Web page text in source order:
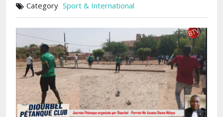
Category Sport & International